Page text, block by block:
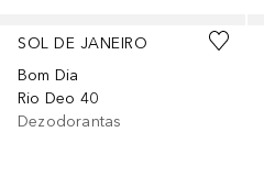
SOL DE JANEIRO
Bom Dia
Rio Deo 40
Dezodorantas